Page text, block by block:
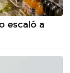
escaló a